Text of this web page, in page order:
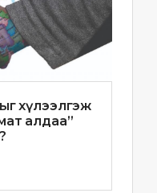
хүлээлгэж
алдаа”